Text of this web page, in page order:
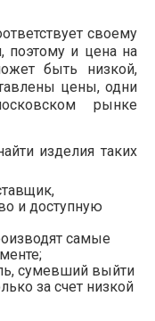
своему
поэтому и цена на
быть низкой,
цены, одни
рынке
изделия таких
и доступную
самые
сумевший выйти
за счет низкой